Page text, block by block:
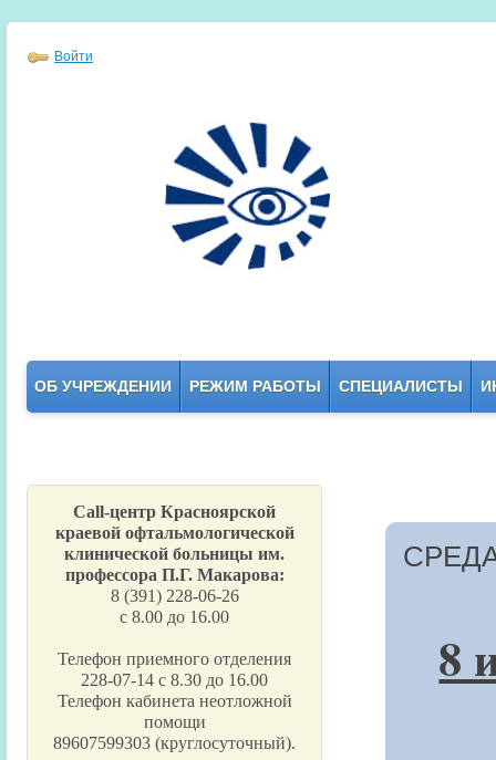
Войти
ОБ УЧРЕЖДЕНИИ РЕЖИМ РАБОТЫ СПЕЦИАЛИСТЫ
Call-центр Красноярской
краевой офтальмологической
клинической больницы им.
профессора П.Г. Макарова:
8 (391) 228-06-26
с 8.00 до 16.00
Телефон приемного отделения
228-07-14 с 8.30 до 16.00
Телефон кабинета неотложной
помощи
89607599303 (круглосуточный).
8